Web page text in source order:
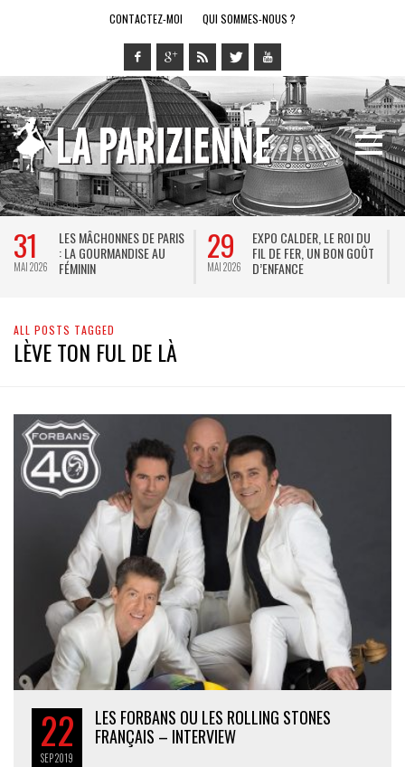
CONTACTEZ-MOI QUI SOMMES-NOUS ?
31
MAI 2026
LES MÂCHONNES DE PARIS
: LA GOURMANDISE AU
FÉMININ
29
MAI 2026
EXPO CALDER, LE ROI DU
FIL DE FER, UN BON GOÛT
D’ENFANCE
ALL POSTS TAGGED
LÈVE TON FUL DE LÀ
22
SEP2019
LES FORBANS OU LES ROLLING STONES
FRANÇAIS – INTERVIEW